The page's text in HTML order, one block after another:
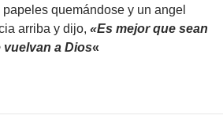
quemándose y un angel
arriba y dijo, «Es mejor que sean
a Dios«